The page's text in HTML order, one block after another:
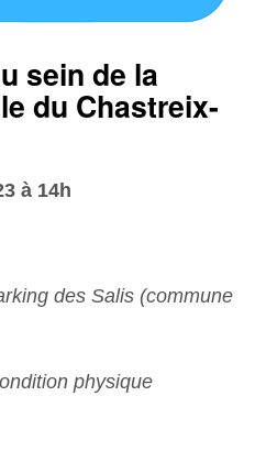
sein de la
du Chastreix-
à 14h
des Salis (commune
physique